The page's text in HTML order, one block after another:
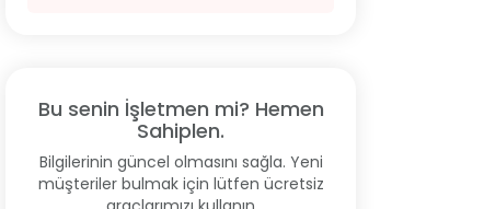
Bu senin İşletmen mi? Hemen
Sahiplen.
Bilgilerinin güncel olmasını sağla. Yeni
müşteriler bulmak için lütfen ücretsiz